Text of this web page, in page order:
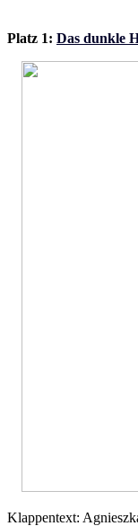
Platz 1: Das dunkle
Klappentext: